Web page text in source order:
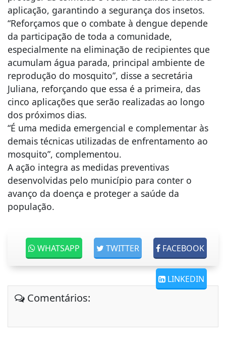
aplicação, garantindo a segurança dos insetos.
“Reforçamos que o combate à dengue depende
da participação de toda a comunidade,
especialmente na eliminação de recipientes que
acumulam água parada, principal ambiente de
reprodução do mosquito”, disse a secretária
Juliana, reforçando que essa é a primeira, das
cinco aplicações que serão realizadas ao longo
dos próximos dias.
“É uma medida emergencial e complementar às
demais técnicas utilizadas de enfrentamento ao
mosquito”, complementou.
A ação integra as medidas preventivas
desenvolvidas pelo município para conter o
avanço da doença e proteger a saúde da
população.
FACEBOOK
TWITTER
WHATSAPP
LINKEDIN
Comentários: